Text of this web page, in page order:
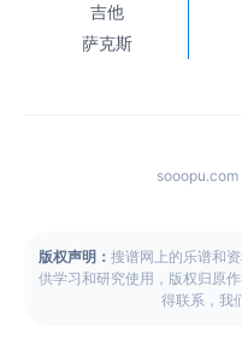
吉他
萨克斯
sooopu.com
版权声明： 搜谱网上的乐谱和
供学习和研究使用，版权归原
得联系，我